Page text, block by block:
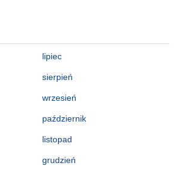
lipiec
sierpień
wrzesień
październik
listopad
grudzień